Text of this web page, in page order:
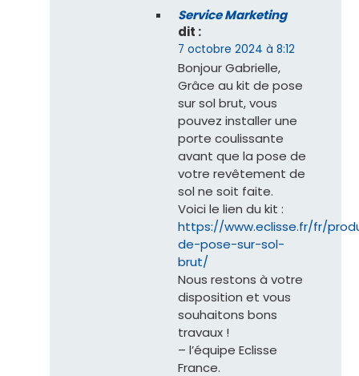
Service Marketing
dit :
7 octobre 2024 à 8:12
Bonjour Gabrielle,
Grâce au kit de pose
sur sol brut, vous
pouvez installer une
porte coulissante
avant que la pose de
votre revêtement de
sol ne soit faite.
Voici le lien du kit :
https://www.eclisse.fr/fr/
de-pose-sur-sol-
brut/
Nous restons à votre
disposition et vous
souhaitons bons
travaux !
– l’équipe Eclisse
France.